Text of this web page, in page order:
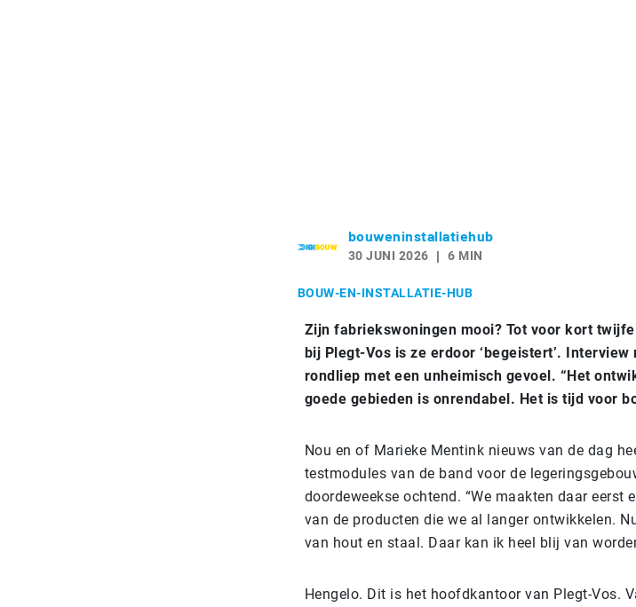
bouweninstallatiehub
30 JUNI 2026 6 MIN
BOUW-EN-INSTALLATIE-HUB
Zijn fabriekswoningen mooi? Tot voor kort
bij Plegt-Vos is ze erdoor ‘begeistert’.
rondliep met een unheimisch gevoel. “Het
goede gebieden is onrendabel. Het is tijd voor
Nou en of Marieke Mentink nieuws van de dag
testmodules van de band voor de
doordeweekse ochtend. “We maakten daar eerst
van de producten die we al langer ontwikkelen.
van hout en staal. Daar kan ik heel blij van
Hengelo. Dit is het hoofdkantoor van Plegt-Vos.